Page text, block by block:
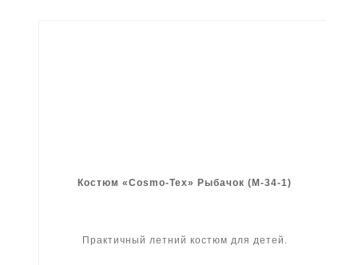
Костюм «Cosmo-Tex» Рыбачок (М-34-1)
Практичный летний костюм для детей.